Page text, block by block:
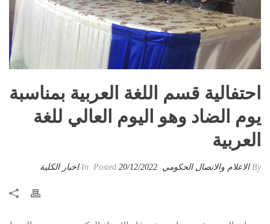
احتفالية قسم اللغة العربية بمناسبة
يوم الضاد وهو اليوم العالي للغة
العربية
By الاعلام والاتصال الحكومي 20/12/2022 اخبار الكلية